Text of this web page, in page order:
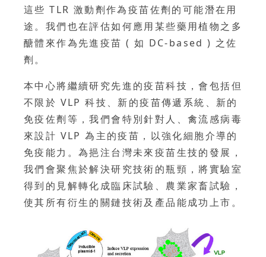
這些 TLR 激動劑作為疫苗佐劑的可能潛在用
途。我們也在評估如何應用某些藥用植物之多
醣體來作為先進疫苗 ( 如 DC-based ) 之佐
劑。
本中心將繼續研究先進的疫苗科技，會包括但
不限於 VLP 科技、新的疫苗傳遞系統、新的
免疫佐劑等，我們會特別針對人、禽流感病毒
來設計 VLP 為主的疫苗，以強化細胞介導的
免疫能力。為挹注台灣未來疫苗生技的發展，
我們會聚焦於解決研究技術的瓶頸，將實驗室
得到的見解轉化成臨床試驗、農業家畜試驗，
使其所有衍生的關鏈技術及產品能成功上市。